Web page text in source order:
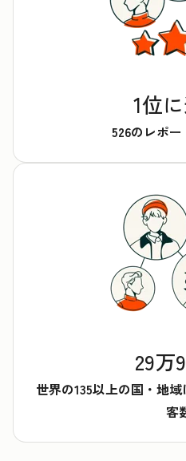
1位
526のレポ
29万
世界の135以上の国・地
客